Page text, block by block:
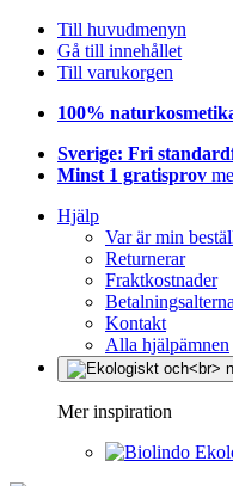
Till huvudmenyn
Gå till innehållet
Till varukorgen
100%
Sverige: Fri
Minst 1 gratisprov
Hjälp
Var är min
Returnerar
Fraktkostnader
Kontakt
Alla hjälpämnen
Mer inspiration